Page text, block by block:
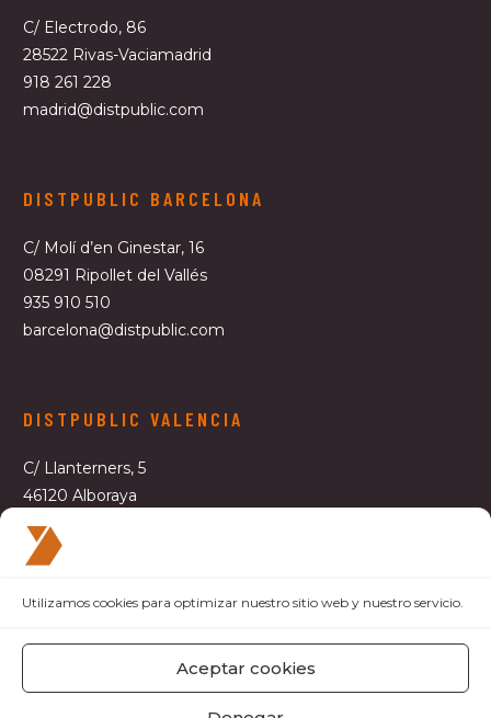
Utilizamos cookies para optimizar nuestro sitio web y nuestro servicio.
Aceptar cookies
C/ Electrodo, 86
28522 Rivas-Vaciamadrid
918 261 228
madrid@distpublic.com
DISTPUBLIC BARCELONA
C/ Molí d’en Ginestar, 16
08291 Ripollet del Vallés
935 910 510
barcelona@distpublic.com
DISTPUBLIC VALENCIA
C/ Llanterners, 5
46120 Alboraya
963 609 181
valencia@distpublic.com
Nota legal y política de privacidad